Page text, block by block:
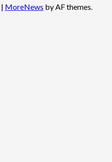
| MoreNews by AF themes.